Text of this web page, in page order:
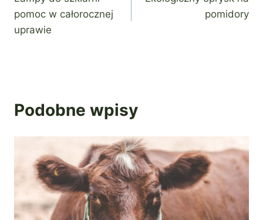
wpisu
pomoc w całorocznej
uprawie
pomidory
Podobne wpisy